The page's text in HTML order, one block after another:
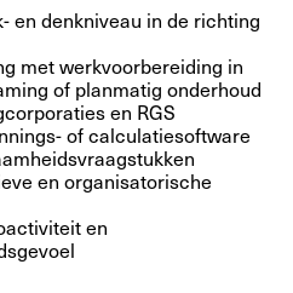
en denkniveau in de richting
met werkvoorbereiding in
of planmatig onderhoud
en RGS
of calculatiesoftware
en organisatorische
en